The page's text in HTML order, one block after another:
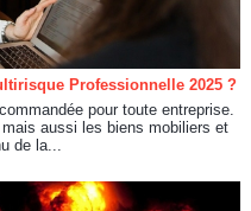
Professionnelle 2025 ?
pour toute entreprise.
aussi les biens mobiliers et
de la...